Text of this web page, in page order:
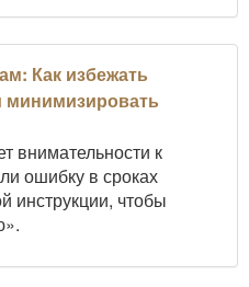
Как избежать
внимательности к
ошибку в сроках
инструкции, чтобы